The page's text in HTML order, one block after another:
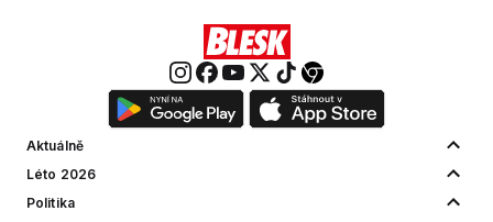
Aktuálně
Léto 2026
Politika